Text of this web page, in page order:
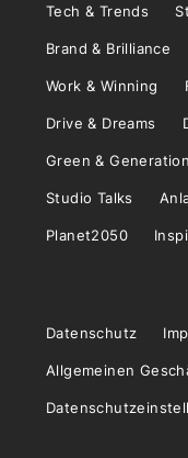
Tech & Trends
Brand & Brilliance
Work & Winning
Drive & Dreams
Green & Generation
Studio Talks
Planet2050
Datenschutz
Allgemeinen